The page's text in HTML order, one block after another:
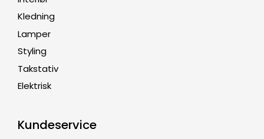
Kledning
Lamper
Styling
Takstativ
Elektrisk
Kundeservice